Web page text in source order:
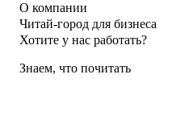
О компании
Читай-город для бизнеса
Хотите у нас работать?
Знаем, что почитать